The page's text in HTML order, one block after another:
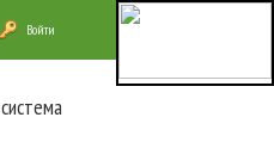
Войти